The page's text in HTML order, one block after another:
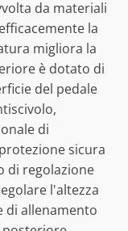
da materiali
la
migliora la
è dotato di
del pedale
di
sicura
di regolazione
l'altezza
di allenamento